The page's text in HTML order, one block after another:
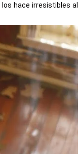
hace irresistibles al